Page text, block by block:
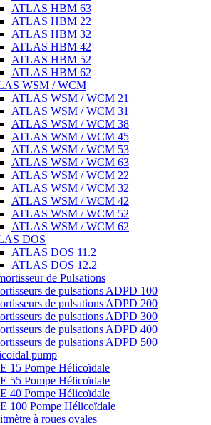
ATLAS HBM 63
ATLAS HBM 22
ATLAS HBM 32
ATLAS HBM 42
ATLAS HBM 52
ATLAS HBM 62
WSM / WCM
ATLAS WSM / WCM 21
ATLAS WSM / WCM 31
ATLAS WSM / WCM 38
ATLAS WSM / WCM 45
ATLAS WSM / WCM 53
ATLAS WSM / WCM 63
ATLAS WSM / WCM 22
ATLAS WSM / WCM 32
ATLAS WSM / WCM 42
ATLAS WSM / WCM 52
ATLAS WSM / WCM 62
DOS
ATLAS DOS 11.2
ATLAS DOS 12.2
de Pulsations
de pulsations ADPD 100
de pulsations ADPD 200
de pulsations ADPD 300
de pulsations ADPD 400
de pulsations ADPD 500
pump
15 Pompe Ηélicoïdale
55 Pompe Ηélicoïdale
40 Pompe Ηélicoïdale
100 Pompe Ηélicoïdale
à roues ovales